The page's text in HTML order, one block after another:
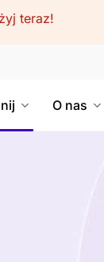
teraz!
O nas